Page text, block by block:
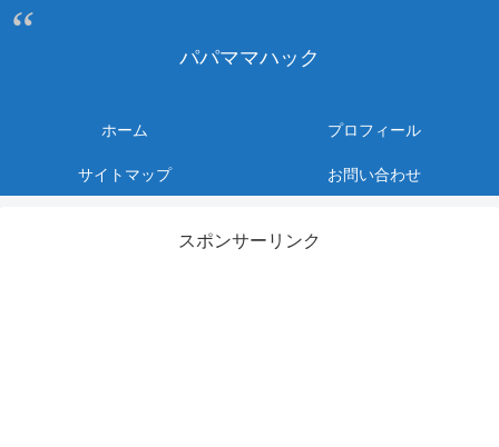
パパママハック
ホーム
プロフィール
サイトマップ
お問い合わせ
スポンサーリンク